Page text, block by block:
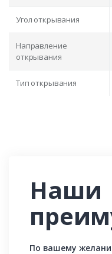
Угол открывания
Направление
открывания
Тип открывания
Наши
По вашему